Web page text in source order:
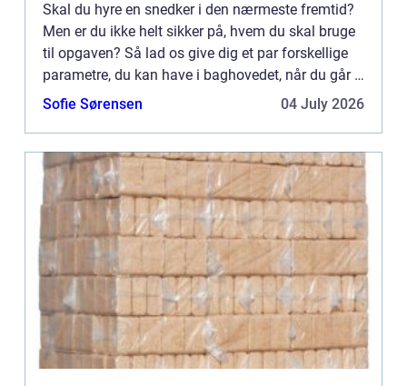
Skal du hyre en snedker i den nærmeste fremtid?
Men er du ikke helt sikker på, hvem du skal bruge
til opgaven? Så lad os give dig et par forskellige
parametre, du kan have i baghovedet, når du går i
gang med søgep...
Sofie Sørensen 04 July 2026